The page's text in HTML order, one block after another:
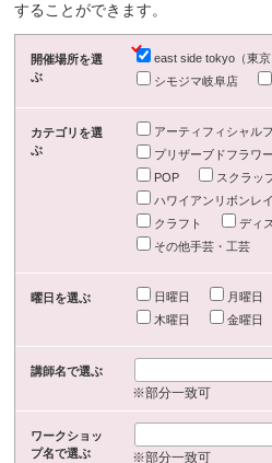
することができます。
開催場所を選
ぶ
east side tokyo（東京
シモジマ岐阜店
カテゴリを選
ぶ
アーティフィシャル
プリザーブドフラワー
POP
スクラッ
ハワイアンリボンレイ
クラフト
ディ
その他手芸・工芸
曜日を選ぶ 日曜日 月曜日
木曜日
金曜日
講師名で選ぶ
※部分一致可
ワークショッ
プ名で選ぶ
※部分一致可